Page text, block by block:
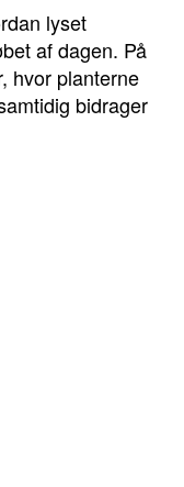
lyset
af dagen. På
hvor planterne
bidrager